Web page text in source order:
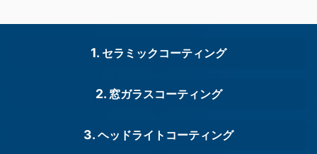
セラミックコーティング
窓ガラスコーティング
ヘッドライトコーティング